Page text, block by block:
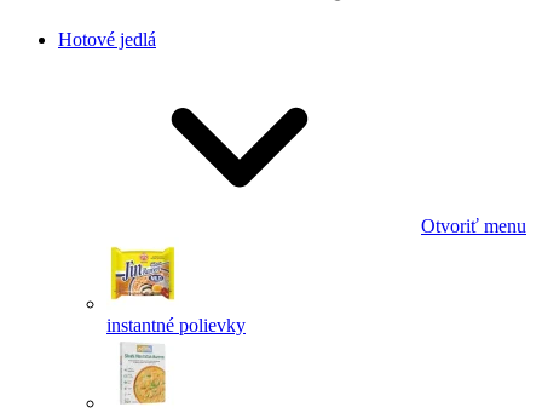
Hotové jedlá
Otvoriť menu
instantné polievky